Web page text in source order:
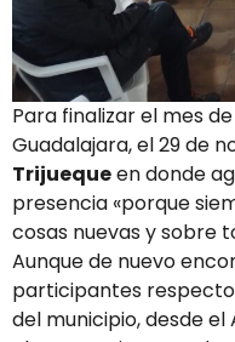
Para finalizar el mes
Guadalajara, el 29 de
Trijuequeen donde
presencia «porque
cosas nuevas y sobre
Aunque de nuevo
participantes
del municipio, desde